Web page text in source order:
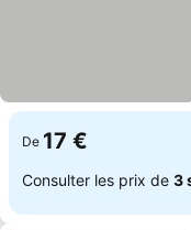
De 17 €
Consulter les prix de 3